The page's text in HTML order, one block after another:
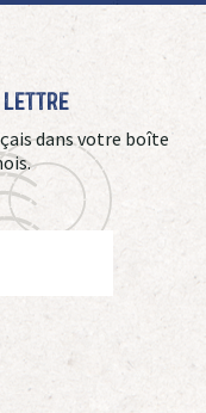
Lettre
dans votre boîte